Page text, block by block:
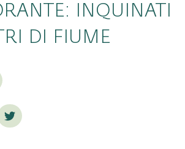
INQUINATI
DI FIUME